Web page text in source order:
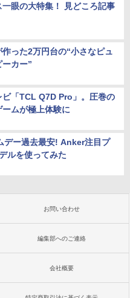
一眼の大特集！ 見どころ記事
った2万円台の“小さなピュ
カー”
ビ「TCL Q7D Pro」。圧巻の
ムが極上体験に
デー過去最安! Anker注目プ
ルを使ってみた
お問い合わせ
編集部へのご連絡
会社概要